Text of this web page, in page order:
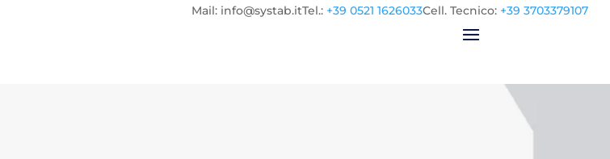
Cell. Tecnico: +39 3703379107
Tel.: +39 0521 1626033
Mail: info@systab.it